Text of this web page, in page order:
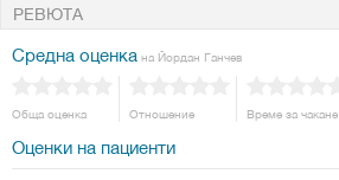
РЕВЮТА
Средна оценка на Йордан Ганчев
Обща оценка Отношение Време за чакане
Оценки на пациенти